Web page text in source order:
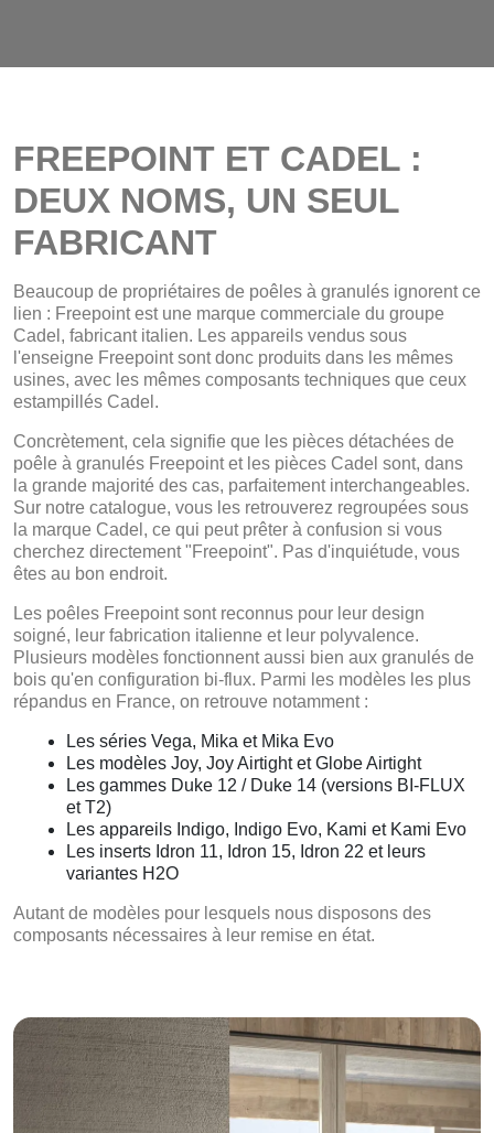
FREEPOINT ET CADEL :
DEUX NOMS, UN SEUL
FABRICANT
Beaucoup de propriétaires de poêles à granulés ignorent ce
lien : Freepoint est une marque commerciale du groupe
Cadel, fabricant italien. Les appareils vendus sous
l'enseigne Freepoint sont donc produits dans les mêmes
usines, avec les mêmes composants techniques que ceux
estampillés Cadel.
Concrètement, cela signifie que les pièces détachées de
poêle à granulés Freepoint et les pièces Cadel sont, dans
la grande majorité des cas, parfaitement interchangeables.
Sur notre catalogue, vous les retrouverez regroupées sous
la marque Cadel, ce qui peut prêter à confusion si vous
cherchez directement "Freepoint". Pas d'inquiétude, vous
êtes au bon endroit.
Les poêles Freepoint sont reconnus pour leur design
soigné, leur fabrication italienne et leur polyvalence.
Plusieurs modèles fonctionnent aussi bien aux granulés de
bois qu'en configuration bi-flux. Parmi les modèles les plus
répandus en France, on retrouve notamment :
Les séries Vega, Mika et Mika Evo
Les modèles Joy, Joy Airtight et Globe Airtight
Les gammes Duke 12 / Duke 14 (versions BI-FLUX
et T2)
Les appareils Indigo, Indigo Evo, Kami et Kami Evo
Les inserts Idron 11, Idron 15, Idron 22 et leurs
variantes H2O
Autant de modèles pour lesquels nous disposons des
composants nécessaires à leur remise en état.